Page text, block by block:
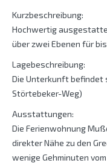
Kurzbeschreibung:
Hochwertig
über zwei Ebenen für
Lagebeschreibung:
Die Unterkunft befindet
Störtebeker-Weg)
Ausstattungen:
Die Ferienwohnung
direkter Nähe zu den
wenige Gehminuten